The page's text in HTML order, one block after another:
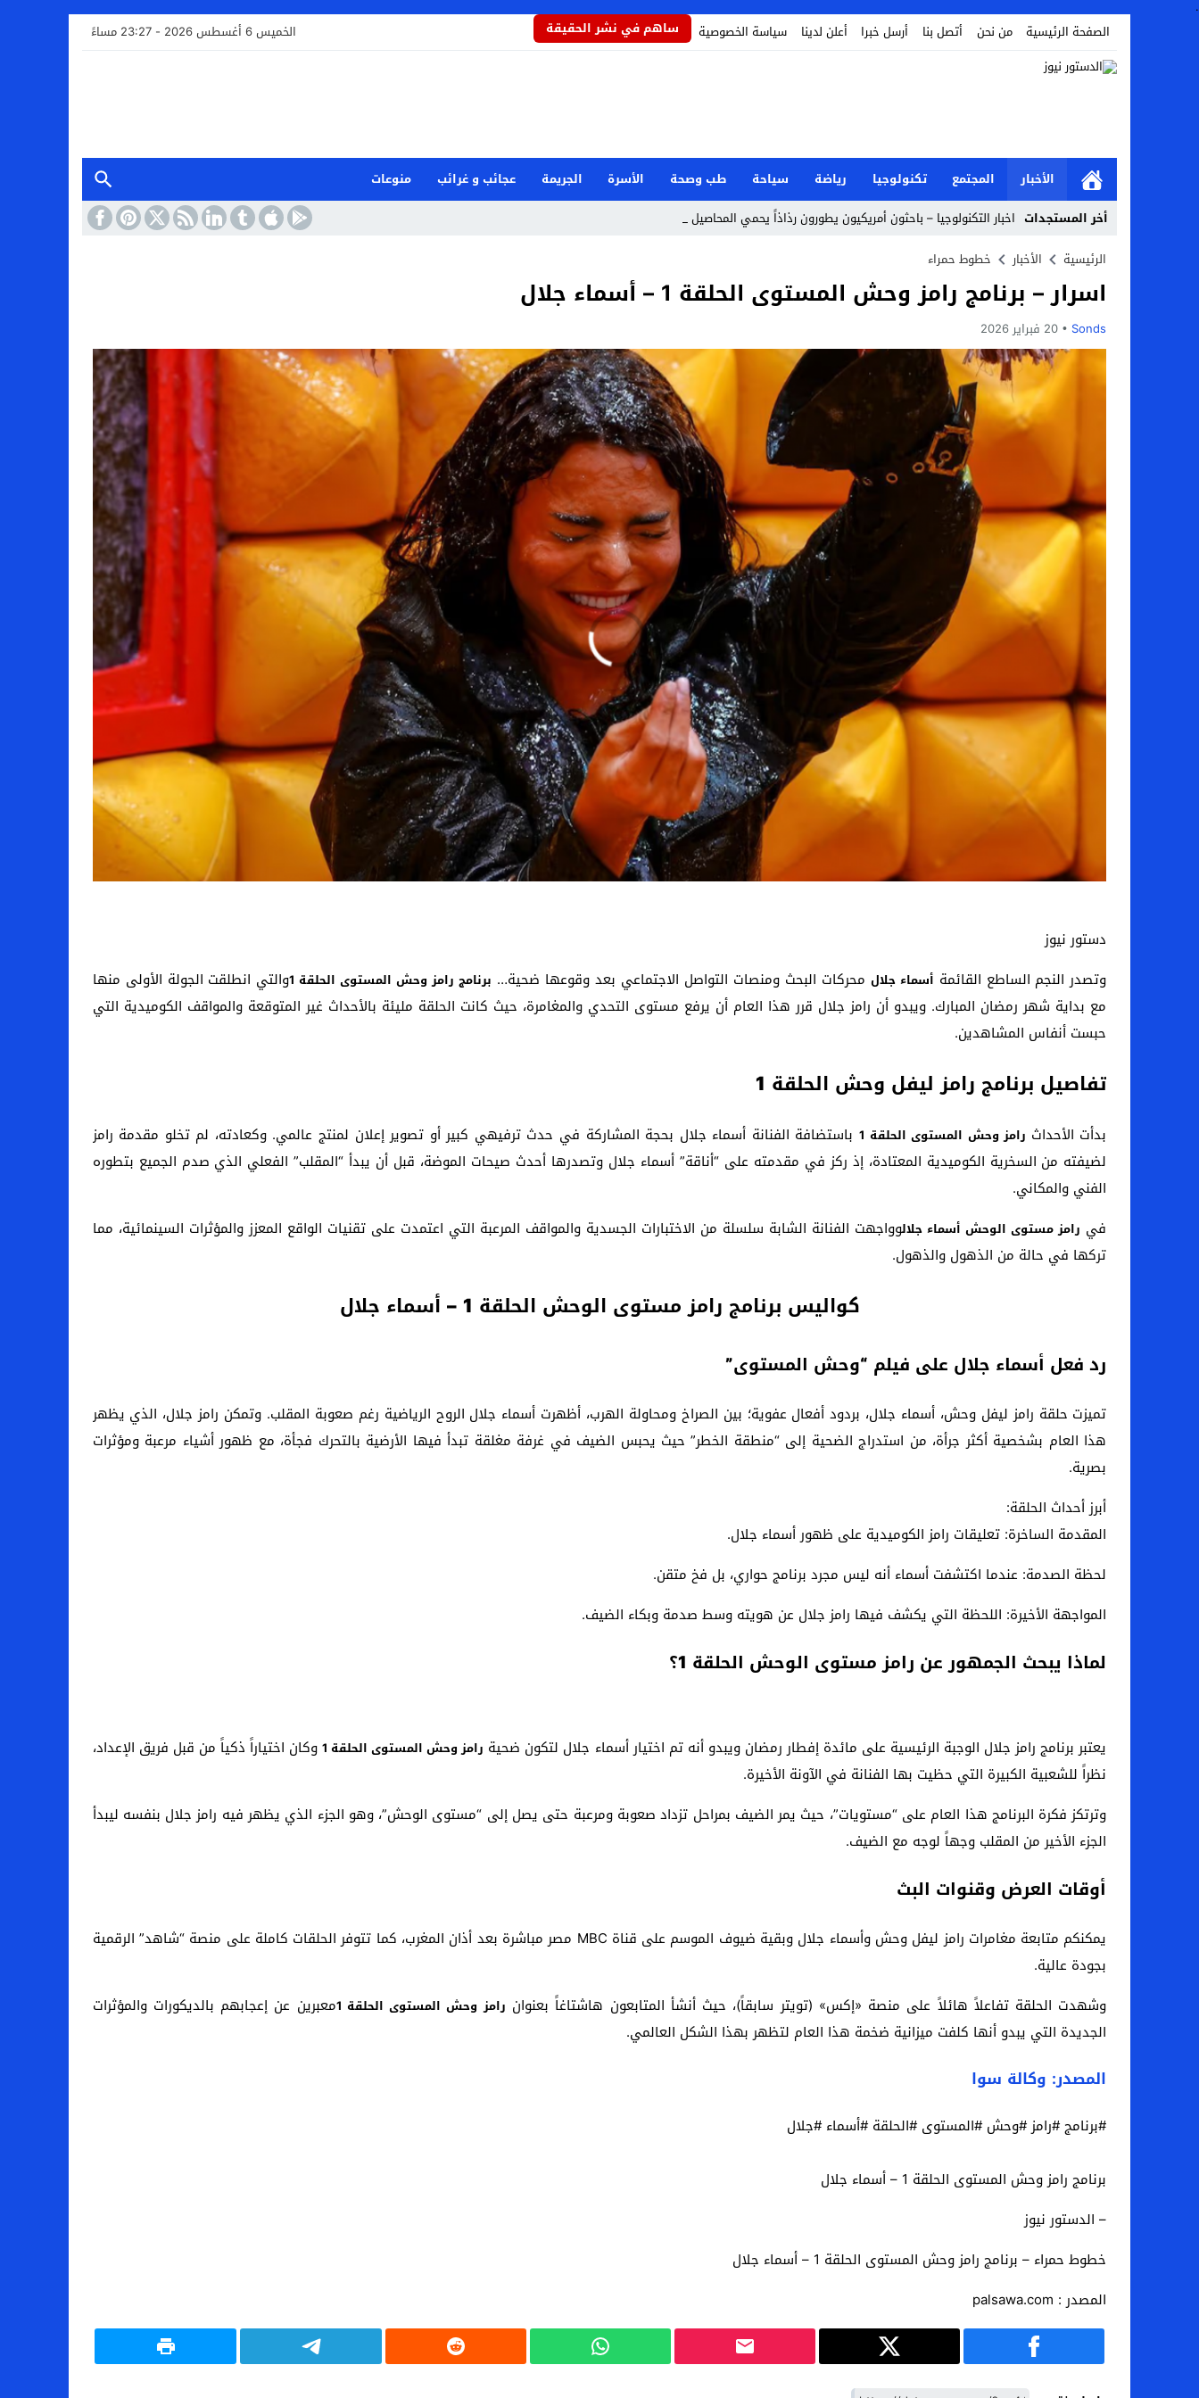
.
الصفحة الرئيسية
من نحن أتصل بنا أرسل خبرا أعلن لدينا سياسة الخصوصية ساهم في نشر الحقيقة الخميس 6 أغسطس 2026 - 23:27 مساءً
الأخبار المجتمع تكنولوجيا رياضة سياحة طب وصحة الأسرة الجريمة عجائب و غرائب
منوعات
أخر المستجدات اخبار التكنولوجيا – باحثون أمريكيون يطورون رذاذاً يحمي المحاصيل من تأثيرات ا_
Stop
Previous
Next
الرئيسية الأخبار خطوط حمراء
اسرار – برنامج رامز وحش المستوى الحلقة 1 – أسماء جلال
Sonds 20 فبراير 2026
دستور نيوز
وتصدر النجم الساطع القائمة أسماء جلال محركات البحث ومنصات التواصل الاجتماعي بعد وقوعها ضحية… برنامج رامز وحش المستوى الحلقة 1 والتي انطلقت الجولة الأولى منها
مع بداية شهر رمضان المبارك. ويبدو أن رامز جلال قرر هذا العام أن يرفع مستوى التحدي والمغامرة، حيث كانت الحلقة مليئة بالأحداث غير المتوقعة والمواقف الكوميدية التي
حبست أنفاس المشاهدين.
تفاصيل برنامج رامز ليفل وحش الحلقة 1
بدأت الأحداث رامز وحش المستوى الحلقة 1
باستضافة الفنانة أسماء جلال بحجة المشاركة في حدث ترفيهي كبير أو تصوير إعلان لمنتج عالمي. وكعادته، لم تخلو مقدمة رامز
لضيفته من السخرية الكوميدية المعتادة، إذ ركز في مقدمته على “أناقة” أسماء جلال وتصدرها أحدث صيحات الموضة، قبل أن يبدأ “المقلب” الفعلي الذي صدم الجميع بتطوره
الفني والمكاني.
في رامز مستوى الوحش أسماء جلالوواجهت الفنانة الشابة سلسلة من الاختبارات الجسدية والمواقف المرعبة التي اعتمدت على تقنيات الواقع المعزز والمؤثرات السينمائية، مما
تركها في حالة من الذهول والذهول.
كواليس برنامج رامز مستوى الوحش الحلقة 1 – أسماء جلال
رد فعل أسماء جلال على فيلم “وحش المستوى”
تميزت حلقة رامز ليفل وحش، أسماء جلال، بردود أفعال عفوية؛ بين الصراخ ومحاولة الهرب، أظهرت أسماء جلال الروح الرياضية رغم صعوبة المقلب. وتمكن رامز جلال، الذي يظهر
هذا العام بشخصية أكثر جرأة، من استدراج الضحية إلى “منطقة الخطر” حيث يحبس الضيف في غرفة مغلقة تبدأ فيها الأرضية بالتحرك فجأة، مع ظهور أشياء مرعبة ومؤثرات
بصرية.
أبرز أحداث الحلقة:
المقدمة الساخرة: تعليقات رامز الكوميدية على ظهور أسماء جلال.
لحظة الصدمة: عندما اكتشفت أسماء أنه ليس مجرد برنامج حواري، بل فخ متقن.
المواجهة الأخيرة: اللحظة التي يكشف فيها رامز جلال عن هويته وسط صدمة وبكاء الضيف.
لماذا يبحث الجمهور عن رامز مستوى الوحش الحلقة 1؟
يعتبر برنامج رامز جلال الوجبة الرئيسية على مائدة إفطار رمضان ويبدو أنه تم اختيار أسماء جلال لتكون ضحية رامز وحش المستوى الحلقة 1 وكان اختياراً ذكياً من قبل فريق الإعداد،
نظراً للشعبية الكبيرة التي حظيت بها الفنانة في الآونة الأخيرة.
وترتكز فكرة البرنامج هذا العام على “مستويات”، حيث يمر الضيف بمراحل تزداد صعوبة ومرعبة حتى يصل إلى “مستوى الوحش”، وهو الجزء الذي يظهر فيه رامز جلال بنفسه ليبدأ
الجزء الأخير من المقلب وجهاً لوجه مع الضيف.
أوقات العرض وقنوات البث
يمكنكم متابعة مغامرات رامز ليفل وحش وأسماء جلال وبقية ضيوف الموسم على قناة MBC مصر مباشرة بعد أذان المغرب، كما تتوفر الحلقات كاملة على منصة “شاهد” الرقمية
بجودة عالية.
وشهدت الحلقة تفاعلاً هائلاً على منصة «إكس» (تويتر سابقاً)، حيث أنشأ المتابعون هاشتاغاً بعنوان رامز وحش المستوى الحلقة 1 معبرين عن إعجابهم بالديكورات والمؤثرات
الجديدة التي يبدو أنها كلفت ميزانية ضخمة هذا العام لتظهر بهذا الشكل العالمي.
المصدر: وكالة سوا
#برنامج #رامز #وحش #المستوى #الحلقة #أسماء #جلال
برنامج رامز وحش المستوى الحلقة 1 – أسماء جلال
– الدستور نيوز
خطوط حمراء – برنامج رامز وحش المستوى الحلقة 1 – أسماء جلال
المصدر : palsawa.com